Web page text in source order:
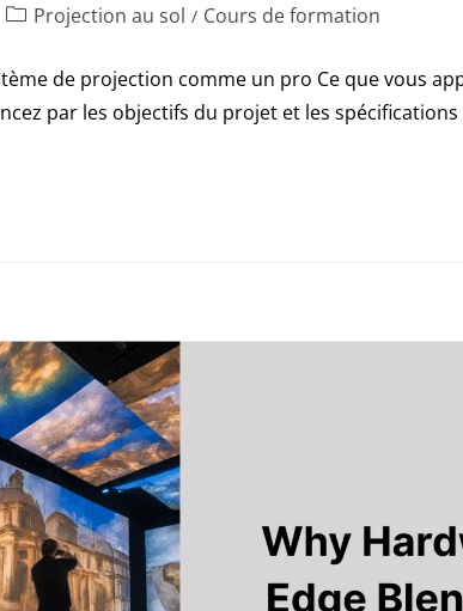
Projection au sol / Cours de formation
de projection comme un pro Ce que vous
par les objectifs du projet et les